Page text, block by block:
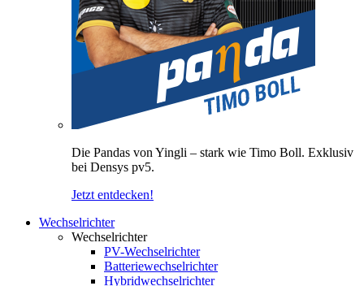
Die Pandas von Yingli – stark wie Timo Boll. Exklusiv
bei Densys pv5.
Jetzt entdecken!
Wechselrichter
Wechselrichter
PV-Wechselrichter
Batteriewechselrichter
Hybridwechselrichter